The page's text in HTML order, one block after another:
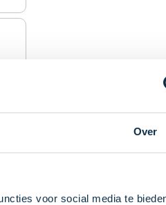
Over
voor social media te